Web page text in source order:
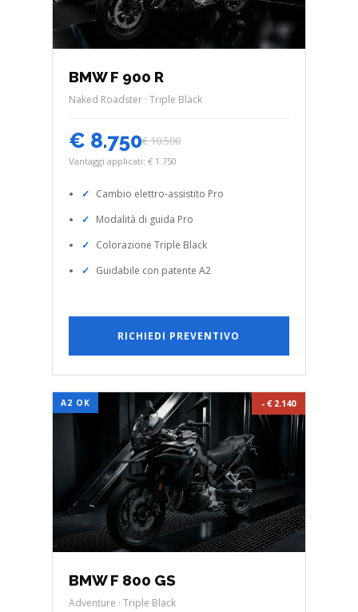
BMW F 900 R
Naked Roadster · Triple Black
€ 8.750€ 10.500
Vantaggi applicati: € 1.750
Cambio elettro-assistito Pro
Modalità di guida Pro
Colorazione Triple Black
Guidabile con patente A2
RICHIEDI PREVENTIVO
A2 OK - € 2.140
BMW F 800 GS
Adventure · Triple Black